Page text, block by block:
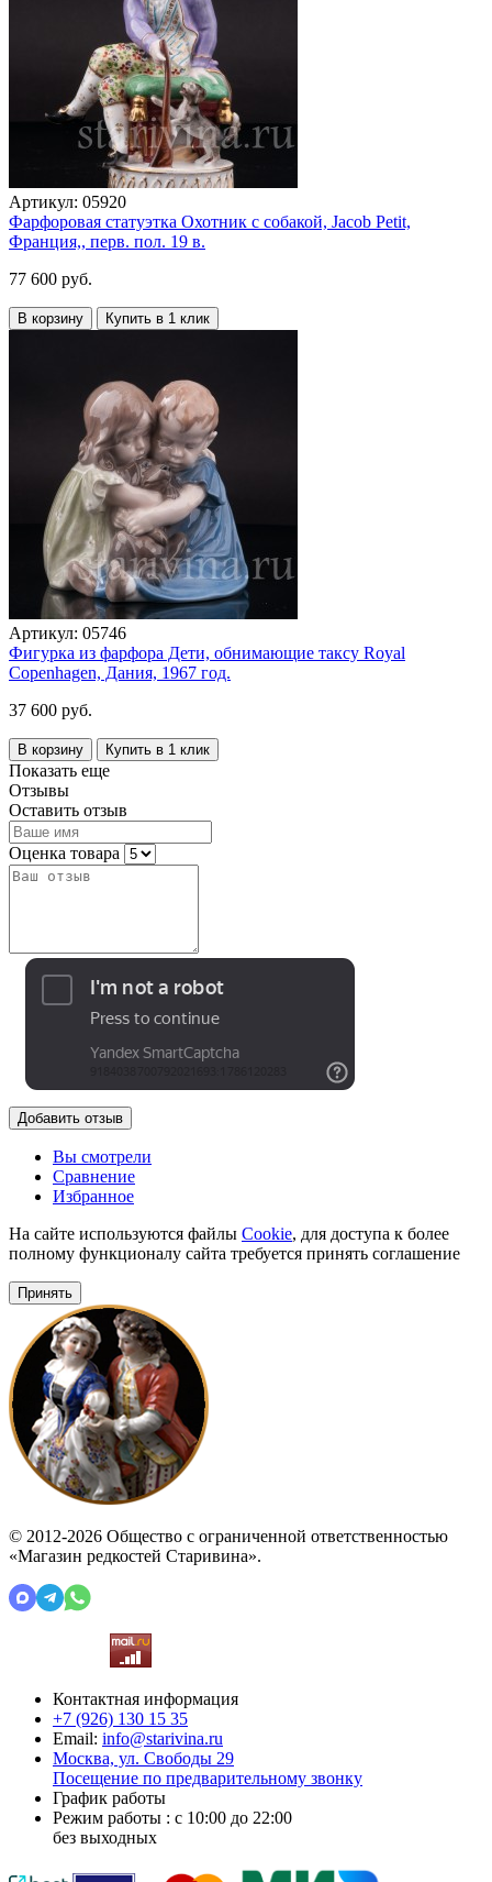
Артикул: 05920
Фарфоровая статуэтка Охотник с собакой, Jacob Petit,
Франция,, перв. пол. 19 в.
77 600 руб.
В корзину Купить в 1 клик
Артикул: 05746
Фигурка из фарфора Дети, обнимающие таксу Royal
Copenhagen, Дания, 1967 год.
37 600 руб.
В корзину Купить в 1 клик
Показать еще
Отзывы
Оставить отзыв
Оценка товара
Добавить отзыв
Вы смотрели
Сравнение
Избранное
На сайте используются файлы Cookie, для доступа к более
полному функционалу сайта требуется принять соглашение
Принять
© 2012-2026 Общество с ограниченной ответственностью
«Магазин редкостей Старивина».
Контактная информация
+7 (926) 130 15 35
Email: info@starivina.ru
Москва, ул. Свободы 29
Посещение по предварительному звонку
График работы
Режим работы : с 10:00 до 22:00
без выходных